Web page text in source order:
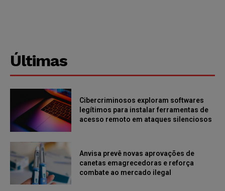
Últimas
Cibercriminosos exploram softwares
legítimos para instalar ferramentas de
acesso remoto em ataques silenciosos
Anvisa prevê novas aprovações de
canetas emagrecedoras e reforça
combate ao mercado ilegal